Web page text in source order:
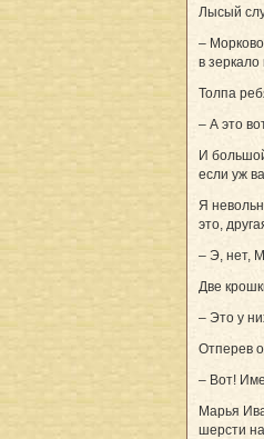
Лысый
–
в зеркало
Толпа
– А это
И
если уж
Я
это,
– Э, нет,
Две
– Это у
Отперев
– Вот!
Марья
шерсти